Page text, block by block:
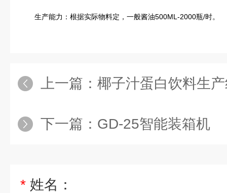
生产能力：根据实际物料定，一般酱油500ML-2000瓶/时。
上一篇： 椰子汁蛋白饮料生
下一篇： GD-25智能装箱机
* 姓名：